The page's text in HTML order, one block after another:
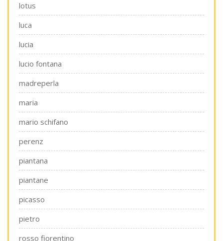
lotus
luca
lucia
lucio fontana
madreperla
maria
mario schifano
perenz
piantana
piantane
picasso
pietro
rosso fiorentino